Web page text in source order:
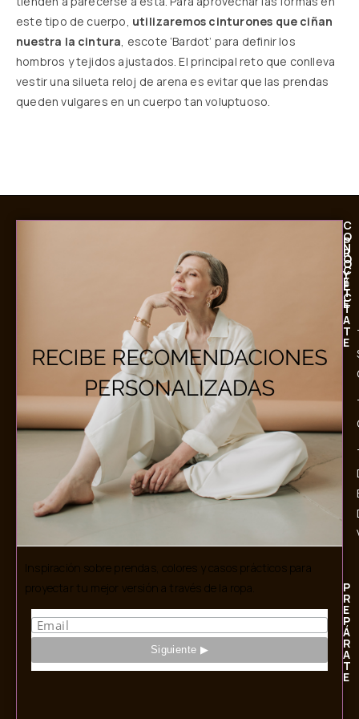
este tipo de cuerpo, utilizaremos cinturones que ciñan
nuestra la cintura, escote ‘Bardot’ para definir los
hombros y tejidos ajustados. El principal reto que conlleva
vestir una silueta reloj de arena es evitar que las prendas
queden vulgares en un cuerpo tan voluptuoso.
Inspiración sobre prendas, colores y casos prácticos para
proyectar tu mejor versión a través de la ropa.
C
O
N
Ó
C
E
T
E
P
R
E
P
Á
R
A
T
E
P
R
O
Y
É
C
T
A
T
E